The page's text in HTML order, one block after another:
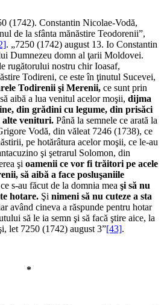
(1742). Constantin Nicolae-Vodă,
de la sfânta mănăstire Teodorenii”,
. „7250 (1742) august 13. Io Constantin
Dumnezeu domn al ţarii Moldovei.
rugătorului nostru chir Ioasaf,
Todireni, ce este în ţinutul Sucevei,
Todirenii şi Merenii, ce sunt prin
aibă a lua venitul acelor moşii, dijma
din grădini cu legume, din prisăci
alte venituri. Până la semnele ce arată la
Vodă, din văleat 7246 (1738), ce
pe hotărâtura acelor moşii, ce le-au
şi şetrarul Solomon, din
şi oamenii ce vor fi trăitori pe acele
să aibă a face posluşaniile
s-au făcut de la domnia mea şi să nu
hotare. Şi nimeni să nu cuteze a sta
având cineva a răspunde pentru hotar
să le ia semn şi să facă ştire aice, la
let 7250 (1742) august 3”[43].
*